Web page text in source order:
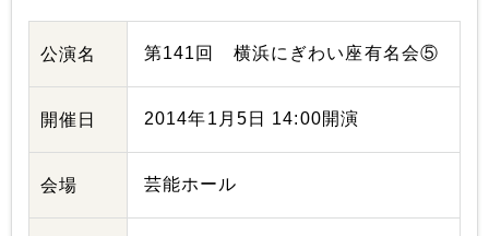
公演名 第141回 横浜にぎわい座有名会⑤
開催日 2014年1月5日 14:00開演
会場 芸能ホール